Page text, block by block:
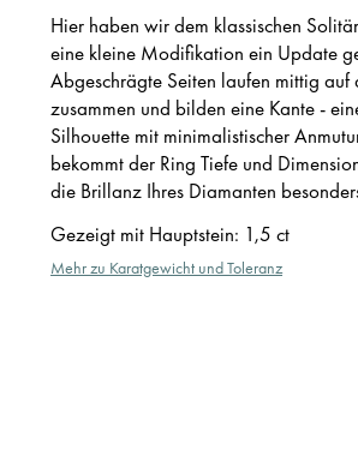
Hier haben wir dem klassischen
eine kleine Modifikation ein Update
Abgeschrägte Seiten laufen mittig auf
zusammen und bilden eine Kante -
Silhouette mit minimalistischer
bekommt der Ring Tiefe und
die Brillanz Ihres Diamanten
Gezeigt mit Hauptstein: 1,5 ct
Mehr zu Karatgewicht und Toleranz